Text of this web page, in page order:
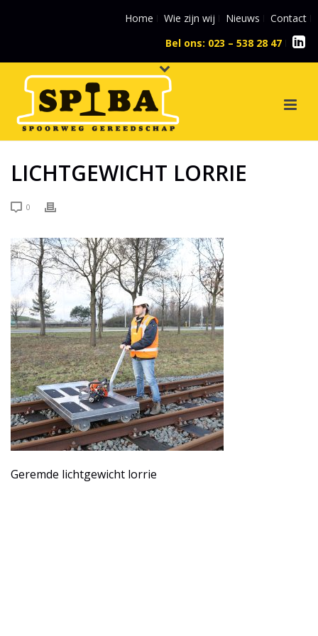
Home Wie zijn wij Nieuws
Contact
Bel ons: 023 – 538 28 47
LICHTGEWICHT LORRIE
0
Geremde lichtgewicht lorrie